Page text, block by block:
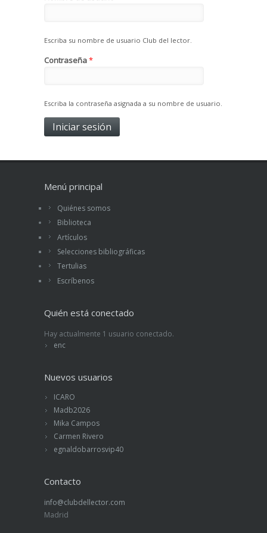
Escriba su nombre de usuario Club del lector.
Contraseña*
Escriba la contraseña asignada a su nombre de usuario.
Menú principal
Quiénes somos
Biblioteca
Artículos
Selecciones bibliográficas
Tertulias
Escríbenos
Quién está conectado
Hay actualmente 1 usuario conectado.
enc
Nuevos usuarios
ICARO
Madb2026
Mika Campos
Carmen Rivero
egnaldobarrosvip40
Contacto
info@clubdellector.com
Madrid